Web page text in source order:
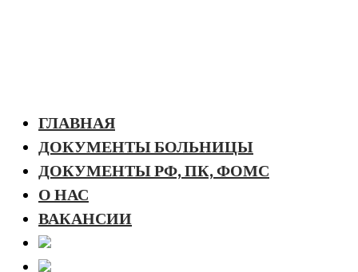
ГЛАВНАЯ
ДОКУМЕНТЫ БОЛЬНИЦЫ
ДОКУМЕНТЫ РФ, ПК, ФОМС
О НАС
ВАКАНСИИ